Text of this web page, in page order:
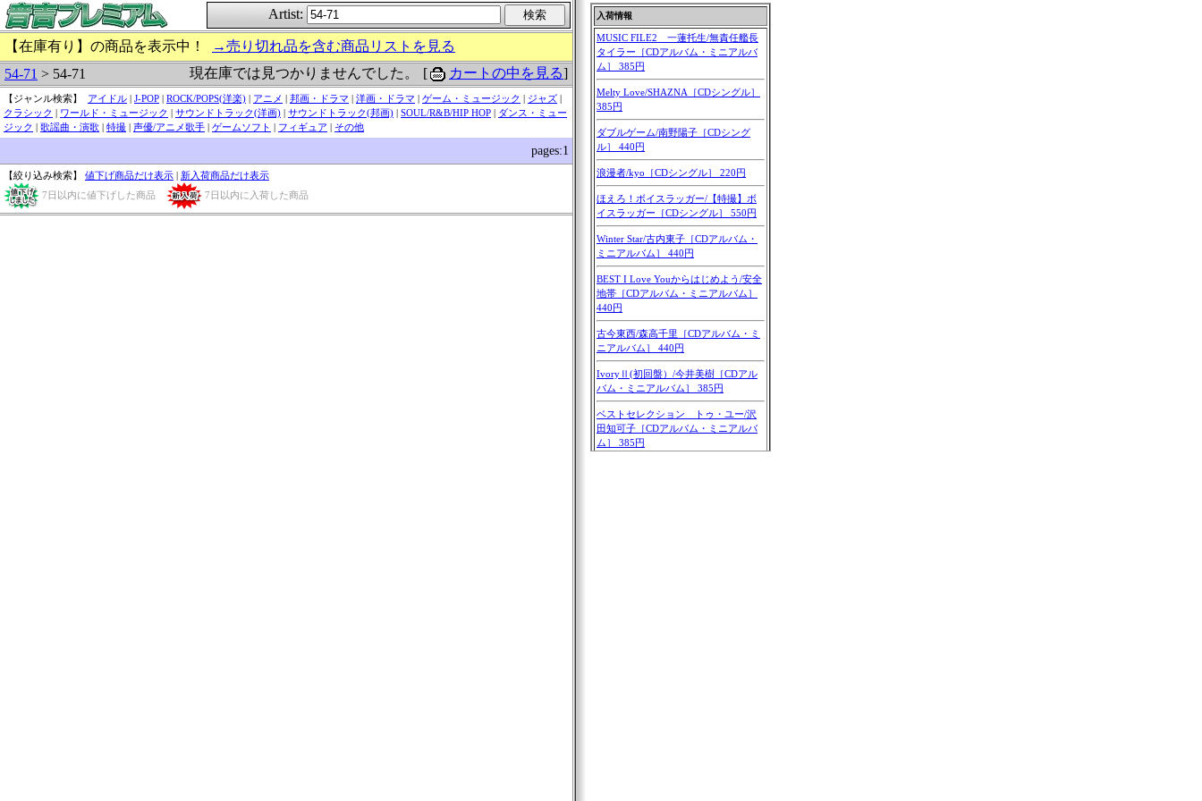
Artist:
【在庫有り】の商品を表示中！
→売り切れ品を含む商品リストを見る
54-71 > 54-71 現在庫では見つかりませんでした。 [ カートの中を見る]
【ジャンル検索】 アイドル | J-POP | ROCK/POPS(洋楽) | アニメ | 邦画・ドラマ | 洋画・ドラマ | ゲーム・ミュージック | ジャズ |
クラシック | ワールド・ミュージック | サウンドトラック(洋画) | サウンドトラック(邦画) | SOUL/R&B/HIP HOP | ダンス・ミュー
ジック | 歌謡曲・演歌 | 特撮 | 声優/アニメ歌手 | ゲームソフト | フィギュア | その他
pages:1
【絞り込み検索】 値下げ商品だけ表示 | 新入荷商品だけ表示
7日以内に値下げした商品
7日以内に入荷した商品